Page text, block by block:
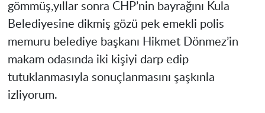
gömmüş,yıllar sonra CHP’nin bayrağını Kula
Belediyesine dikmiş gözü pek emekli polis
memuru belediye başkanı Hikmet Dönmez’in
makam odasında iki kişiyi darp edip
tutuklanmasıyla sonuçlanmasını şaşkınla
izliyorum.